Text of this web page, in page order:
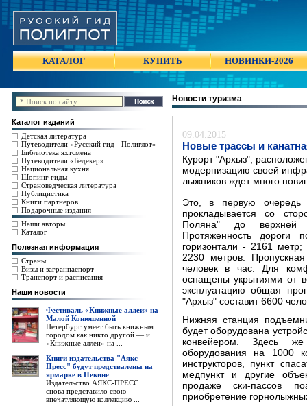
КАТАЛОГ КУПИТЬ НОВИНКИ-2026
Каталог изданий
Детская литература
Путеводители «Русский гид - Полиглот»
Библиотека яхтсмена
Путеводители «Бедекер»
Национальная кухня
Шопинг гиды
Страноведческая литература
Публицистика
Книги партнеров
Подарочные издания
Наши авторы
Каталог
Полезная информация
Страны
Визы и загранпаспорт
Транспорт и расписания
Наши новости
Фестиваль «Книжные аллеи» на
Малой Конюшенной
Петербург умеет быть книжным
городом как никто другой — и
«Книжные аллеи» на ...
Книги издательства "Аякс-
Пресс" будут предствалены на
ярмарке в Пекине
Издательство АЯКС-ПРЕСС
снова представило свою
впечатляющую коллекцию ...
Новости туризма
09.04.2015
Новые трассы и
Курорт "Архыз",
модернизацию своей
лыжников ждет много
Это, в первую очередь
прокладывается со
Поляна" до верхней
Протяженность дороги
горизонтали - 2161
2230 метров.
человек в час. Для
оснащены укрытиями от
эксплуатацию общая
"Архыз" составит 6600
Нижняя станция
будет оборудована
конвейером. Здесь же
оборудования на 1000
инструкторов, пункт
медпункт и другие
продаже ски-пассов
приобретение